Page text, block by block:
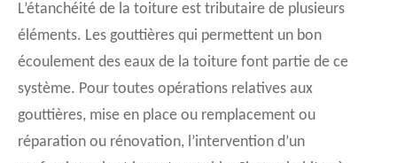
L’étanchéité de la toiture est tributaire de plusieurs
éléments. Les gouttières qui permettent un bon
écoulement des eaux de la toiture font partie de ce
système. Pour toutes opérations relatives aux
gouttières, mise en place ou remplacement ou
réparation ou rénovation, l’intervention d’un